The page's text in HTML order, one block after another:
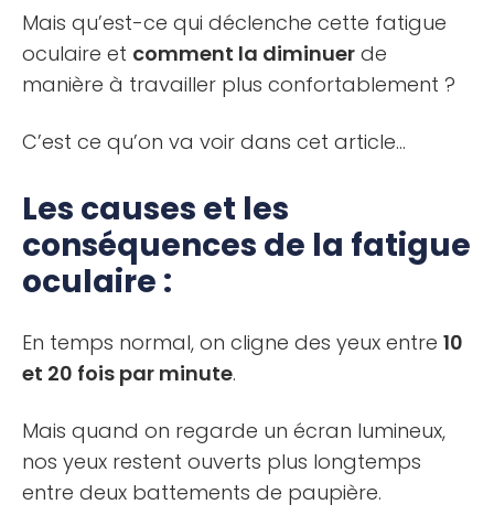
Mais qu’est-ce qui déclenche cette fatigue
oculaire et comment la diminuer de
manière à travailler plus confortablement ?
C’est ce qu’on va voir dans cet article…
Les causes et les
conséquences de la fatigue
oculaire :
En temps normal, on cligne des yeux entre 10
et 20 fois par minute.
Mais quand on regarde un écran lumineux,
nos yeux restent ouverts plus longtemps
entre deux battements de paupière.